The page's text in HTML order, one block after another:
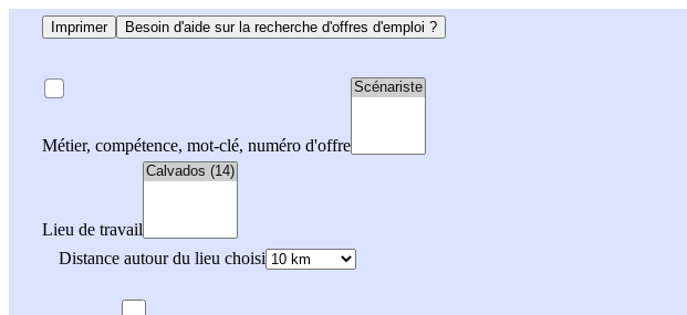
Imprimer Besoin d'aide sur la recherche d'offres d'emploi ?
Métier, compétence, mot-clé, numéro d'offre
Lieu de travail
Distance autour du lieu choisi